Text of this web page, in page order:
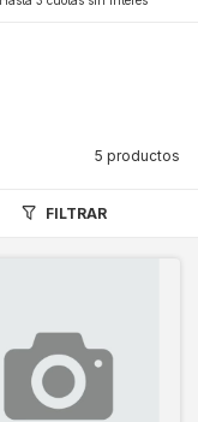
5 productos
FILTRAR